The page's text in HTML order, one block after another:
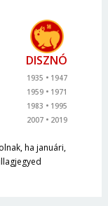
DISZNÓ
1935
1947
1959
1971
1983
1995
2007
2019
ha januári,